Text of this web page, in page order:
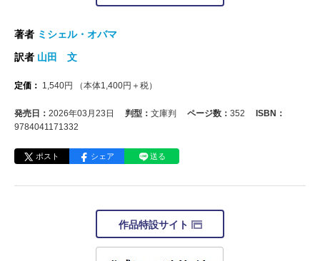
著者 ミシェル・オバマ
訳者 山田 文
定価： 1,540円 （本体1,400円＋税）
発売日： 2026年03月23日 判型： 文庫判 ページ数： 352
ISBN：
9784041171332
ポスト シェア 送る
作品特設サイト